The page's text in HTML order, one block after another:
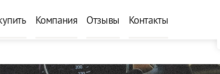
Компания Отзывы Контакты